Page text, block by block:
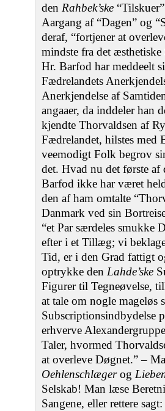
den Rahbek’ske
Aargang af “Dagen” og
deraf, “fortjener at
mindste fra det
Hr. Barfod har meddeelt
Fædrelandets
Anerkjendelse af
angaaer, da inddeler han
kjendte Thorvaldsen af
Fædrelandet, hilstes med
veemodigt Folk begrov
det. Hvad nu det første af
Barfod ikke har været
den af ham omtalte
Danmark ved sin
“et Par særdeles smukke
efter i et Tillæg; vi
Tid, er i den Grad fattigt
optrykke den Lahde’ske
Figurer til Tegneøvelse,
at tale om nogle mageløs
Subscriptionsindbydelse
erhverve
Taler, hvormed
at overleve Døgnet.” –
Oehlenschlægerog
Selskab! Man læse
Sangene, eller rettere